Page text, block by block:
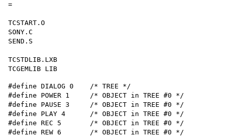
=
TCSTART.O
SONY.C
SEND.S
TCSTDLIB.LXB
#define DIALOG 0    /* TREE */
#define POWER 1     /* OBJECT in TREE #0 */
#define PAUSE 3     /* OBJECT in TREE #0 */
#define PLAY 4      /* OBJECT in TREE #0 */
#define REC 5       /* OBJECT in TREE #0 */
#define REW 6       /* OBJECT in TREE #0 */